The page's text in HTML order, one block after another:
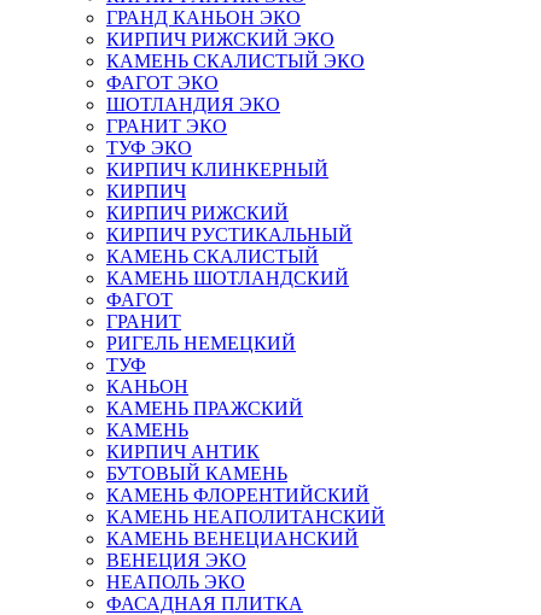
ГРАНД КАНЬОН ЭКО
КИРПИЧ РИЖСКИЙ ЭКО
КАМЕНЬ СКАЛИСТЫЙ ЭКО
ФАГОТ ЭКО
ШОТЛАНДИЯ ЭКО
ГРАНИТ ЭКО
ТУФ ЭКО
КИРПИЧ КЛИНКЕРНЫЙ
КИРПИЧ
КИРПИЧ РИЖСКИЙ
КИРПИЧ РУСТИКАЛЬНЫЙ
КАМЕНЬ СКАЛИСТЫЙ
КАМЕНЬ ШОТЛАНДСКИЙ
ФАГОТ
ГРАНИТ
РИГЕЛЬ НЕМЕЦКИЙ
ТУФ
КАНЬОН
КАМЕНЬ ПРАЖСКИЙ
КАМЕНЬ
КИРПИЧ АНТИК
БУТОВЫЙ КАМЕНЬ
КАМЕНЬ ФЛОРЕНТИЙСКИЙ
КАМЕНЬ НЕАПОЛИТАНСКИЙ
КАМЕНЬ ВЕНЕЦИАНСКИЙ
ВЕНЕЦИЯ ЭКО
НЕАПОЛЬ ЭКО
ФАСАДНАЯ ПЛИТКА